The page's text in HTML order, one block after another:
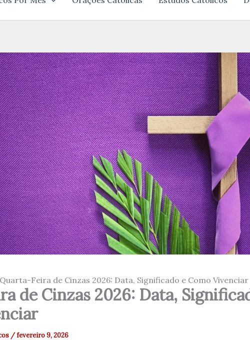
Quarta-Feira de Cinzas 2026: Data, Significado e Como Vivenciar
de Cinzas 2026: Data,
/fevereiro 9, 2026